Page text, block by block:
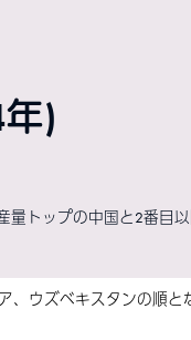
)
量トップの中国と2番目
、ウズベキスタンの順と